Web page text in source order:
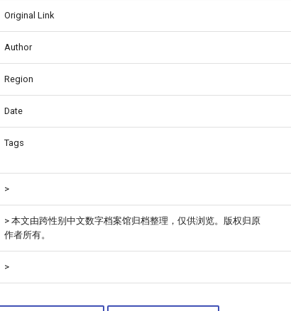
Original Link
Author
Region
Date
Tags
>
> 本文由跨性别中文数字档案馆归档整理，仅供浏览。版权归原
作者所有。
>